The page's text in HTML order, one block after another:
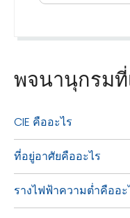
อาคารทั้งหลั
คะแนนตามนั้น
ยั่งยืนในการ
ให้เครื่องมือ
การดำเนินง
ที่เป็นมิตรกับ
เขียวสหรัฐอเ
ประเมินผลกา
แวดล้อมของ
การนำแนวป
มาใช้ในตลาด
ระบบการให้
บนแนวคิดข
การเชิงปริม
โครงการนั้น
มาตรฐานด้
การให้คะแน
พจนานุกรมที่
CIE คืออะไร
ที่อยู่อาศัยคืออะไร
รางไฟฟ้าความต่ำคืออะ